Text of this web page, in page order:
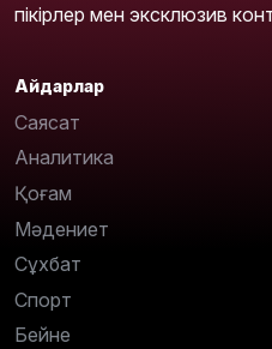
пікірлер мен эксклюзив
Айдарлар
Саясат
Аналитика
Қоғам
Мәдениет
Сұхбат
Спорт
Бейне